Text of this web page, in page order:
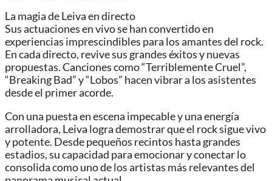
La magia de Leiva en directo
Sus actuaciones en vivo se han convertido en
experiencias imprescindibles para los amantes del rock.
En cada directo, revive sus grandes éxitos y nuevas
propuestas. Canciones como “Terriblemente Cruel”,
“Breaking Bad” y “Lobos” hacen vibrar a los asistentes
desde el primer acorde.
Con una puesta en escena impecable y una energía
arrolladora, Leiva logra demostrar que el rock sigue vivo
y potente. Desde pequeños recintos hasta grandes
estadios, su capacidad para emocionar y conectar lo
consolida como uno de los artistas más relevantes del